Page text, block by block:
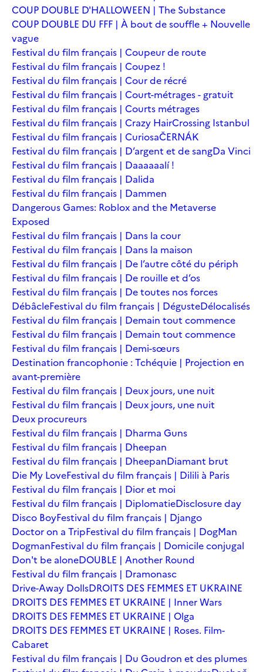
COUP DOUBLE D'HALLOWEEN | The Substance
COUP DOUBLE DU FFF | À bout de souffle + Nouvelle
vague
Festival du film français | Coupeur de route
Festival du film français | Coupez !
Festival du film français | Cour de récré
Festival du film français | Court-métrages - gratuit
Festival du film français | Courts métrages
Festival du film français | Crazy HairCrossing Istanbul
Festival du film français | CuriosaČERNÁK
Festival du film français | D’argent et de sangDa Vinci
Festival du film français | Daaaaaalí !
Festival du film français | Dalida
Festival du film français | Dammen
Dangerous Games: Roblox and the Metaverse
Exposed
Festival du film français | Dans la cour
Festival du film français | Dans la maison
Festival du film français | De l’autre côté du périph
Festival du film français | De rouille et d’os
Festival du film français | De toutes nos forces
DébâcleFestival du film français | DégusteDélocalisés
Festival du film français | Demain tout commence
Festival du film français | Demain tout commence
Festival du film français | Demi-sœurs
Destination francophonie : Tchéquie | Projection en
avant-première
Festival du film français | Deux jours, une nuit
Festival du film français | Deux jours, une nuit
Deux procureurs
Festival du film français | Dharma Guns
Festival du film français | Dheepan
Festival du film français | DheepanDiamant brut
Die My LoveFestival du film français | Dilili à Paris
Festival du film français | Dior et moi
Festival du film français | DiplomatieDisclosure day
Disco BoyFestival du film français | Django
Doctor on a TripFestival du film français | DogMan
DogmanFestival du film français | Domicile conjugal
Don't be aloneDOUBLE | Another Round
Festival du film français | Dramonasc
Drive-Away DollsDROITS DES FEMMES ET UKRAINE
DROITS DES FEMMES ET UKRAINE | Inner Wars
DROITS DES FEMMES ET UKRAINE | Olga
DROITS DES FEMMES ET UKRAINE | Roses. Film-
Cabaret
Festival du film français | Du Goudron et des plumes